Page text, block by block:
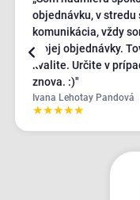
objednávku, v
komunikácia, vždy
mojej objednávky.
kvalite. Určite v
znova. :)"
Ivana Lehotay Pandová
★★★★★